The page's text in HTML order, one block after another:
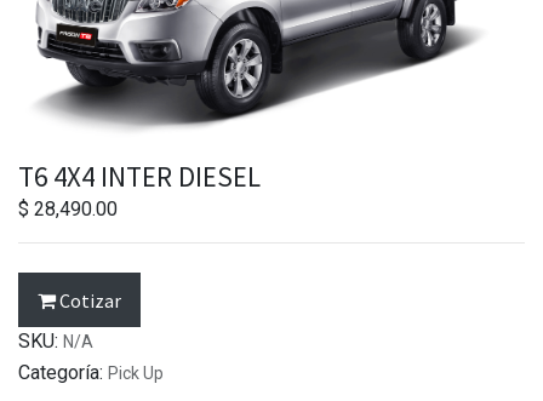
T6 4X4 INTER DIESEL
$ 28,490.00
Cotizar
SKU: N/A
Categoría: Pick Up